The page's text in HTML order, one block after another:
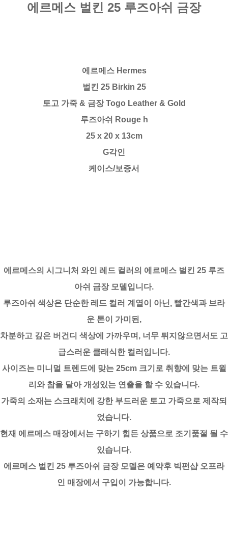
에르메스 벌킨 25 루즈아쉬 금장
에르메스 Hermes
벌킨 25 Birkin 25
토고 가죽 & 금장 Togo Leather & Gold
루즈아쉬 Rouge h
25 x 20 x 13cm
G각인
케이스/보증서
에르메스의 시그니처 와인 레드 컬러의 에르메스 벌킨 25 루즈
아쉬 금장 모델입니다.
루즈아쉬 색상은 단순한 레드 컬러 계열이 아닌, 빨간색과 브라
운 톤이 가미된,
차분하고 깊은 버건디 색상에 가까우며, 너무 튀지않으면서도 고
급스러운 클래식한 컬러입니다.
사이즈는 미니멀 트렌드에 맞는 25cm 크기로 취향에 맞는 트윌
리와 참을 달아 개성있는 연출을 할 수 있습니다.
가죽의 소재는 스크래치에 강한 부드러운 토고 가죽으로 제작되
었습니다.
현재 에르메스 매장에서는 구하기 힘든 상품으로 조기품절 될 수
있습니다.
에르메스 벌킨 25 루즈아쉬 금장 모델은 예약후 빅펀샵 오프라
인 매장에서 구입이 가능합니다.